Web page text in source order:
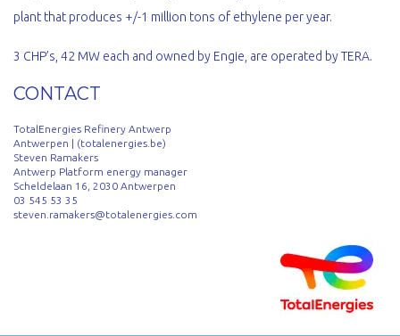
plant that produces +/-1 million tons of ethylene per year.
3 CHP’s, 42 MW each and owned by Engie, are operated by TERA.
CONTACT
TotalEnergies Refinery Antwerp
Antwerpen | (totalenergies.be)
Steven Ramakers
Antwerp Platform energy manager
Scheldelaan 16, 2030 Antwerpen
03 545 53 35
steven.ramakers@totalenergies.com